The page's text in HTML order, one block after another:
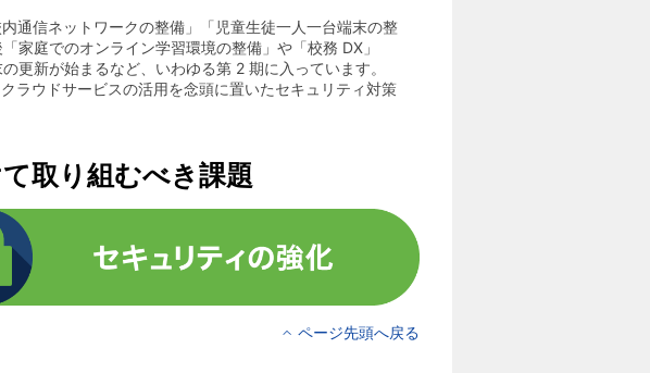
通信ネットワークの整備」「児童生徒一人一台端末の整
家庭でのオンライン学習環境の整備」や「校務 DX」
更新が始まるなど、いわゆる第 2 期に入っています。
ラウドサービスの活用を念頭に置いたセキュリティ対策
取り組むべき課題
ページ先頭へ戻る